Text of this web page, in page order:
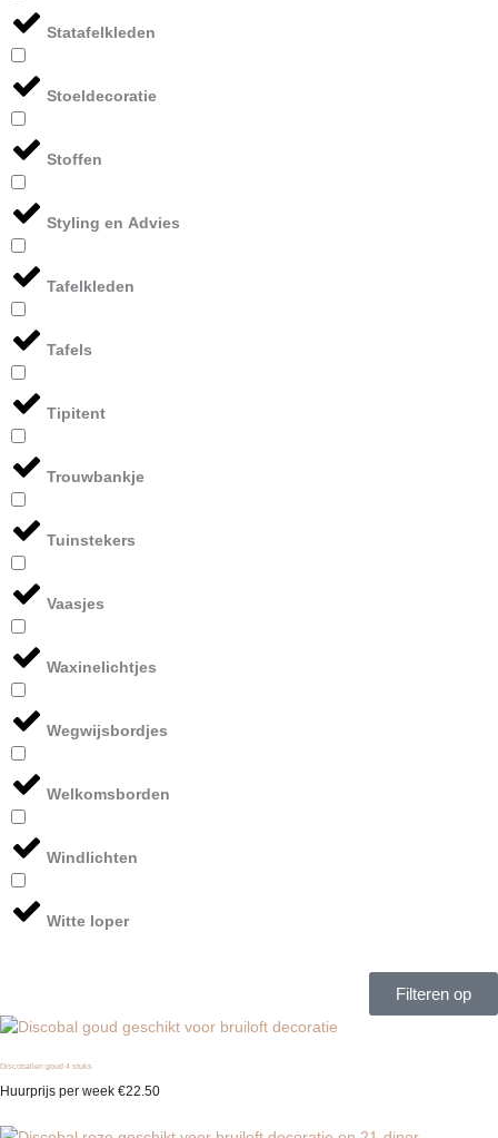
Statafelkleden
Stoeldecoratie
Stoffen
Styling en Advies
Tafelkleden
Tafels
Tipitent
Trouwbankje
Tuinstekers
Vaasjes
Waxinelichtjes
Wegwijsbordjes
Welkomsborden
Windlichten
Witte loper
Filteren op
Discoballen goud 4 stuks
Huurprijs per week €22.50